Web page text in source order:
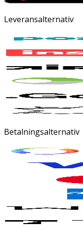
Leveransalternativ
Betalningsalternativ